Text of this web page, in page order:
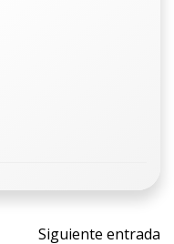
Siguiente entrada